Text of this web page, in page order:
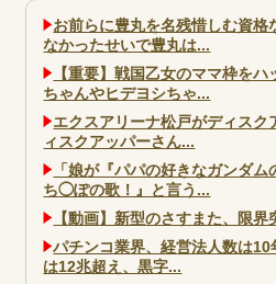
お前らに豊丸を名残惜しむ資格
なかったせいで豊丸は...
【重要】戦国乙女のママ枠を
ちゃんやヒデヨシちゃ...
エクスアリーナ松戸がディス
ィスクアッパーさん...
「娘が『パパの好きなガンダ
ち◯ぽの歌！』と言う...
【動画】新型のさすまた、限界
パチンコ業界、経営法人数は
は12兆超え、黒字...